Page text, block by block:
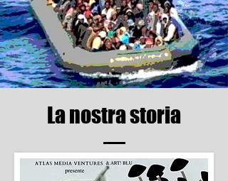
La nostra storia